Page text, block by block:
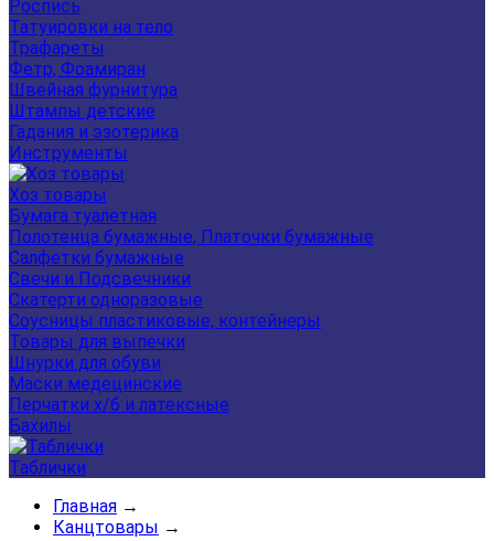
Роспись
Татуировки на тело
Трафареты
Фетр, Фоамиран
Швейная фурнитура
Штампы детские
Гадания и эзотерика
Инструменты
Хоз товары
Бумага туалетная
Полотенца бумажные, Платочки бумажные
Салфетки бумажные
Свечи и Подсвечники
Скатерти одноразовые
Соусницы пластиковые, контейнеры
Товары для выпечки
Шнурки для обуви
Маски медецинские
Перчатки х/б и латексные
Бахилы
Таблички
Главная →
Канцтовары →